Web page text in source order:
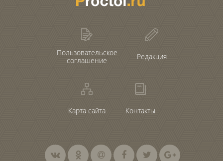
Пользовательское
соглашение
Редакция
Карта сайта Контакты